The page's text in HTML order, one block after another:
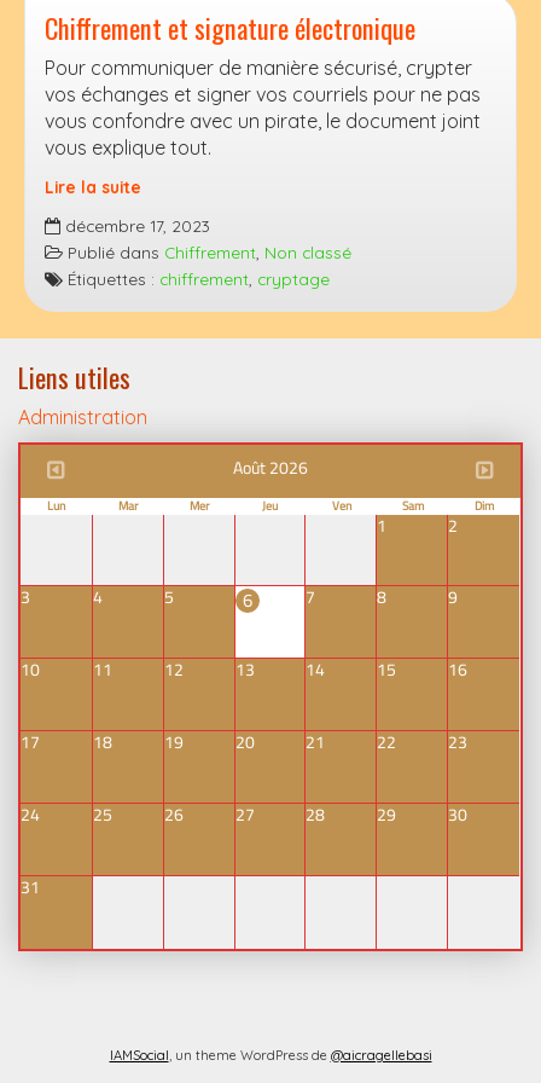
Chiffrement et signature électronique
Pour communiquer de manière sécurisé, crypter
vos échanges et signer vos courriels pour ne pas
vous confondre avec un pirate, le document joint
vous explique tout.
Lire la suite
et
signature
électronique
décembre 17, 2023
Publié dans Chiffrement Non classé
Étiquettes : chiffrement cryptage
Liens utiles
Administration
Août 2026
Lun Mar Mer Jeu Ven Sam Dim
1 2
3 4 5 6 7 8 9
10 11 12 13 14 15 16
17 18 19 20 21 22 23
24 25 26 27 28 29 30
31
IAMSocial , un theme WordPress de @aicragellebasi